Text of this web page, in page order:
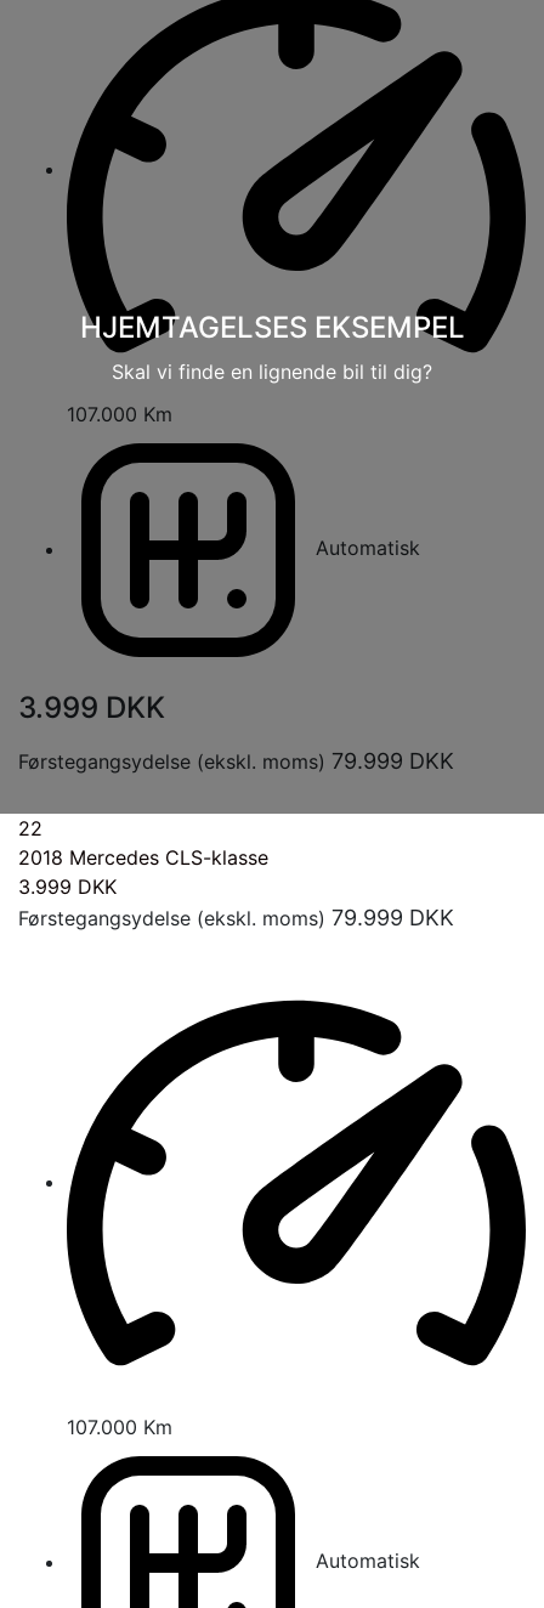
HJEMTAGELSES EKSEMPEL
Skal vi finde en lignende bil til dig?
107.000 Km
Automatisk
3.999 DKK
Førstegangsydelse (ekskl. moms) 79.999 DKK
22
2018 Mercedes CLS-klasse
3.999 DKK
Førstegangsydelse (ekskl. moms) 79.999 DKK
107.000 Km
Automatisk